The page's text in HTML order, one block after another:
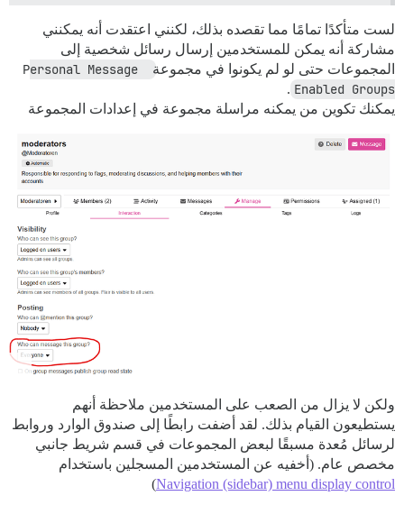
لست متأكدًا تمامًا مما تقصده بذلك، لكنني اعتقدت أنه يمكنني
مشاركة أنه يمكن للمستخدمين إرسال رسائل شخصية إلى
المجموعات حتى لو لم يكونوا في مجموعة
Personal Message
Enabled Groups
.
يمكنك تكوين من يمكنه مراسلة مجموعة في إعدادات المجموعة
ولكن لا يزال من الصعب على المستخدمين ملاحظة أنهم
يستطيعون القيام بذلك. لقد أضفت رابطًا إلى صندوق الوارد وروابط
لرسائل مُعدة مسبقًا لبعض المجموعات في قسم شريط جانبي
مخصص عام. (أخفيه عن المستخدمين المسجلين باستخدام
Navigation (sidebar) menu display control
)